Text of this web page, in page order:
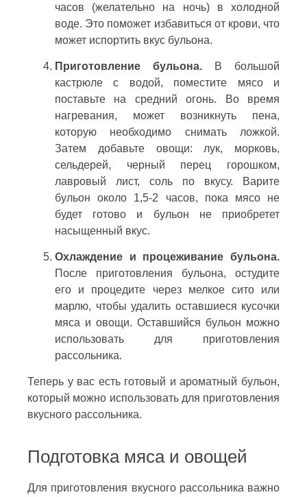
часов (желательно на ночь) в холодной
воде. Это поможет избавиться от крови, что
может испортить вкус бульона.
Приготовление бульона. В большой
кастрюле с водой, поместите мясо и
поставьте на средний огонь. Во время
нагревания, может возникнуть пена,
которую необходимо снимать ложкой.
Затем добавьте овощи: лук, морковь,
сельдерей, черный перец горошком,
лавровый лист, соль по вкусу. Варите
бульон около 1,5-2 часов, пока мясо не
будет готово и бульон не приобретет
насыщенный вкус.
Охлаждение и процеживание бульона.
После приготовления бульона, остудите
его и процедите через мелкое сито или
марлю, чтобы удалить оставшиеся кусочки
мяса и овощи. Оставшийся бульон можно
использовать для приготовления
рассольника.
Теперь у вас есть готовый и ароматный бульон,
который можно использовать для приготовления
вкусного рассольника.
Подготовка мяса и овощей
Для приготовления вкусного рассольника важно